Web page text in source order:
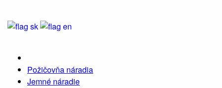
Požičovňa náradia
Jemné náradie